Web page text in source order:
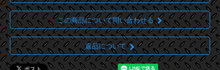
この商品について問い合わせる
返品について